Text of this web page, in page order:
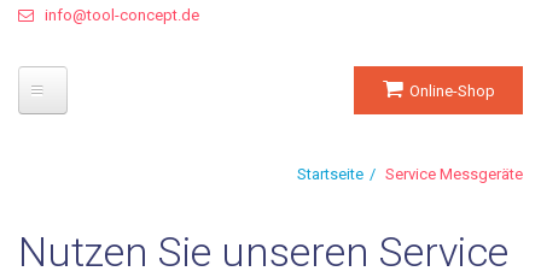
info@tool-concept.de
Online-Shop
Startseite Service Messgeräte
Nutzen Sie unseren Service